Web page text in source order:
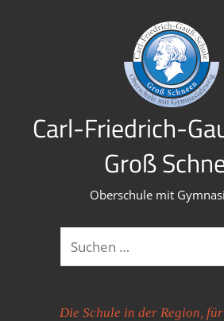
Carl-Friedrich-
Groß
Oberschule mit
Suchen
nach:
Die Schule in der Region,